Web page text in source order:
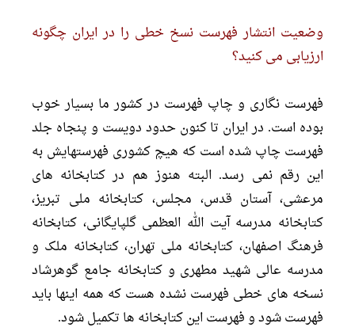
وضعیت انتشار فهرست نسخ خطى را در ایران چگونه
ارزیابى مى کنید؟
فهرست نگارى و چاپ فهرست در کشور ما بسیار خوب
بوده است. در ایران تا کنون حدود دویست و پنجاه جلد
فهرست چاپ شده است که هیچ کشورى فهرستهایش به
این رقم نمى رسد. البته هنوز هم در کتابخانه هاى
مرعشى، آستان قدس، مجلس، کتابخانه ملى تبریز،
کتابخانه مدرسه آیت الله العظمى گلپایگانى، کتابخانه
فرهنگ اصفهان، کتابخانه ملى تهران، کتابخانه ملک و
مدرسه عالى شهید مطهرى و کتابخانه جامع گوهرشاد
نسخه هاى خطى فهرست نشده هست که همه اینها باید
فهرست شود و فهرست این کتابخانه ها تکمیل شود.